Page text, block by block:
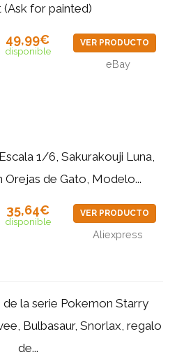
(Ask for painted)
49,99€
disponible
VER PRODUCTO
eBay
1/6, Sakurakouji Luna,
Orejas de Gato, Modelo...
35,64€
disponible
VER PRODUCTO
Aliexpress
de la serie Pokemon Starry
Bulbasaur, Snorlax, regalo
de...